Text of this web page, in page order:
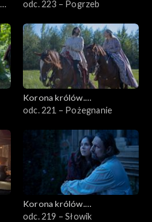
Jagiellonowie
odc. 223 – Pogrzeb
Korona królów.
Jagiellonowie
odc. 221 – Pożegnanie
Korona królów.
Jagiellonowie
odc. 219 – Słowik